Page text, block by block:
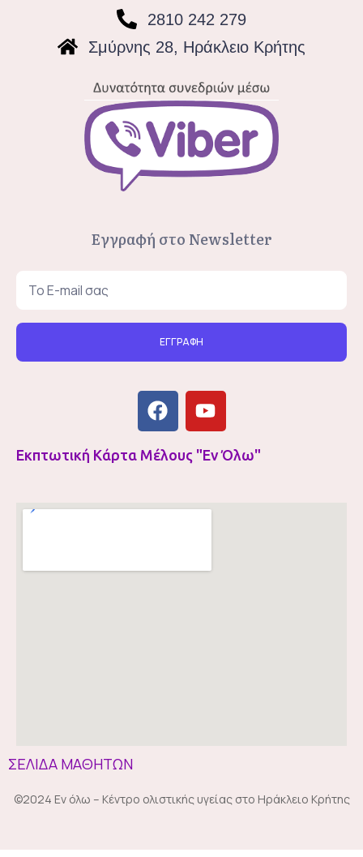
2810 242 279
Σμύρνης 28, Ηράκλειο Κρήτης
Εγγραφή στο Newsletter
ΕΓΓΡΑΦΗ
Εκπτωτική Κάρτα Μέλους "Εν Όλω"
ΣΕΛΙΔΑ ΜΑΘΗΤΩΝ
©2024 Εν όλω – Κέντρο ολιστικής υγείας στο Ηράκλειο Κρήτης